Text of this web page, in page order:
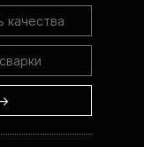
качества